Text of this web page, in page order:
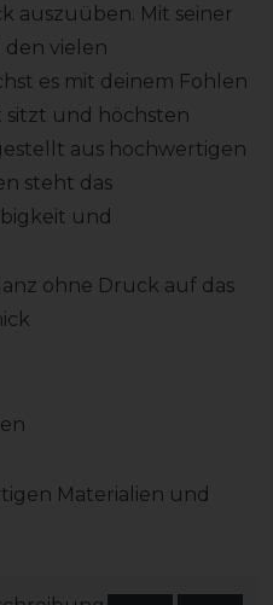
auszuüben. Mit seiner
vielen
es mit deinem Fohlen
sitzt und höchsten
aus hochwertigen
steht das
und
ohne Druck auf das
Materialien und